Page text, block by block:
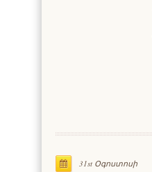
31st Օգոստոսի